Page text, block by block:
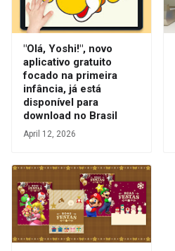
"Olá, Yoshi!", novo
aplicativo gratuito
focado na primeira
infância, já está
disponível para
download no Brasil
April 12, 2026